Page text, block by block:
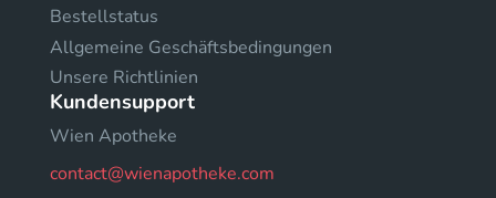
Bestellstatus
Allgemeine Geschäftsbedingungen
Unsere Richtlinien
Kundensupport
Wien Apotheke
contact@wienapotheke.com